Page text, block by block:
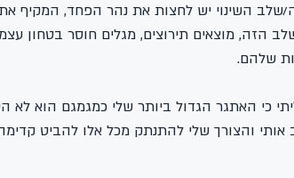
השינוי יש לחצות את נהר הפחד, המקיף את
הזה, מוצאים תירוצים, מגלים חוסר בטחון
שלהם.
כי האתגר הגדול ביותר שלי כמגמגם הוא לא
והצורך שלי להתנתק מכל אלו להביט